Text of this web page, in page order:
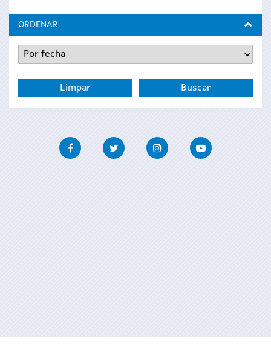
de
ORDENAR
FacebookTwitter InstagramYoutube